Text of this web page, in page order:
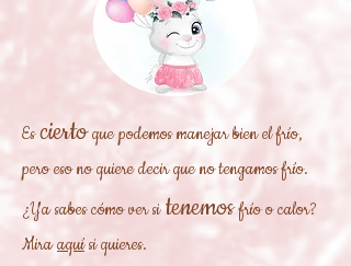
Es cierto que podemos manejar bien el frío,
pero eso no quiere decir que no tengamos frío.
¿Ya sabes cómo ver si tenemos frío o calor?
Miraaquísi quieres.